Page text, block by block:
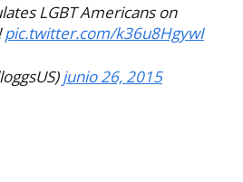
LGBT Americans on
pic.twitter.com/k36u8HgywI
junio 26, 2015